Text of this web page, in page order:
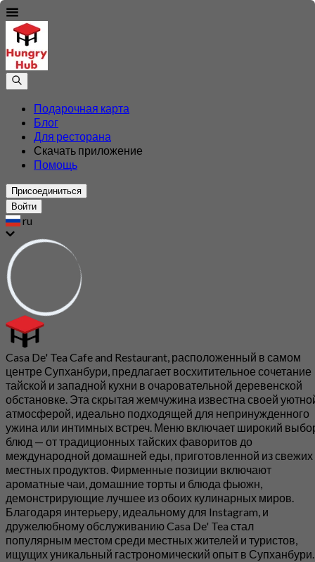
Подарочная карта
Блог
Для ресторана
Скачать приложение
Помощь
Присоединиться
Войти
ru
Casa De' Tea Cafe and Restaurant, расположенный в самом
центре Супханбури, предлагает восхитительное сочетание
тайской и западной кухни в очаровательной деревенской
обстановке. Эта скрытая жемчужина известна своей
атмосферой, идеально подходящей для непринужденного
ужина или интимных встреч. Меню включает широкий
блюд — от традиционных тайских фаворитов до
международной домашней еды, приготовленной из свежих
местных продуктов. Фирменные позиции включают
ароматные чаи, домашние торты и блюда фьюжн,
демонстрирующие лучшее из обоих кулинарных миров.
Благодаря интерьеру, идеальному для Instagram, и
дружелюбному обслуживанию Casa De' Tea стал
популярным местом среди местных жителей и туристов,
ищущих уникальный гастрономический опыт в Супханбури.